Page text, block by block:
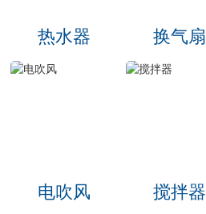
热水器 换气扇
电吹风 搅拌器